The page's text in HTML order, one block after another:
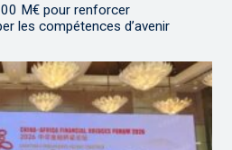
M€ pour renforcer
les compétences d’avenir